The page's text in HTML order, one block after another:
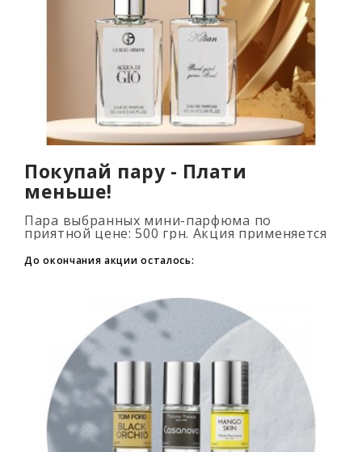
Покупай пару - Плати
меньше!
Пара выбранных мини-парфюма по
приятной цене: 500 грн. Акция применяется
флаконов в корзину. Количество товаров
огранич..
До окончания акции осталось: